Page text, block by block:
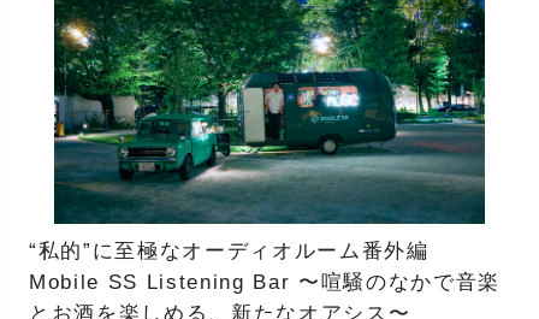
“私的”に至極なオーディオルーム番外編
Mobile SS Listening Bar 〜喧騒のなかで音楽
とお酒を楽しめる、新たなオアシス〜